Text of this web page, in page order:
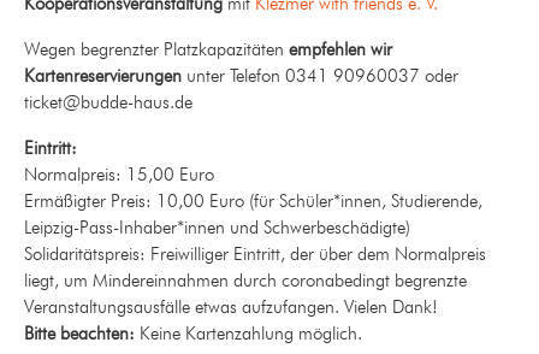
Wegen begrenzter Platzkapazitäten empfehlen wir
Kartenreservierungen unter Telefon 0341 90960037 oder
ticket@budde-haus.de
Eintritt:
Normalpreis: 15,00 Euro
Ermäßigter Preis: 10,00 Euro (für Schüler*innen, Studierende,
Leipzig-Pass-Inhaber*innen und Schwerbeschädigte)
Solidaritätspreis: Freiwilliger Eintritt, der über dem Normalpreis
liegt, um Mindereinnahmen durch coronabedingt begrenzte
Veranstaltungsausfälle etwas aufzufangen. Vielen Dank!
Bitte beachten: Keine Kartenzahlung möglich.